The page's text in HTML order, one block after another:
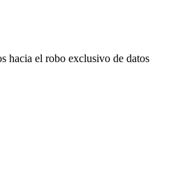
hacia el robo exclusivo de datos